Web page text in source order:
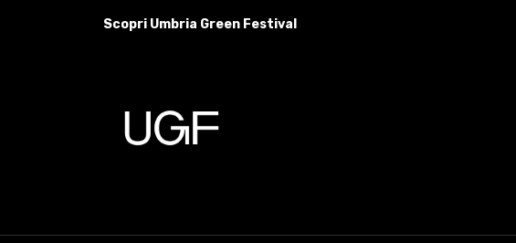
Scopri Umbria Green Festival